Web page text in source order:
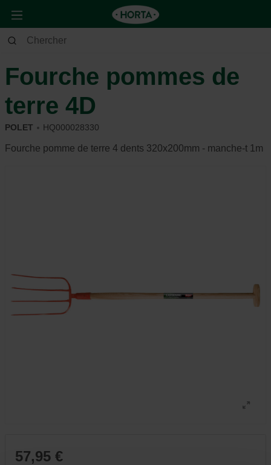
Jardin Outils de jardin
Fourche pommes de
terre 4D
POLET HQ000028330
Fourche pomme de terre 4 dents 320x200mm - manche-t 1m
57,95 €